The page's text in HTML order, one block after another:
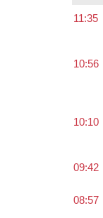
11:35
10:56
10:10
09:42
08:57